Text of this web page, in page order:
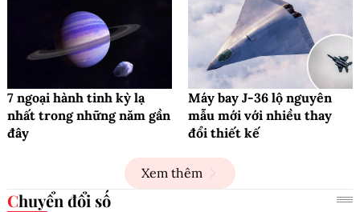
7 ngoại hành tinh kỳ lạ
nhất trong những năm gần
đây
Máy bay J-36 lộ nguyên
mẫu mới với nhiều thay
đổi thiết kế
Xem thêm
Chuyển đổi số